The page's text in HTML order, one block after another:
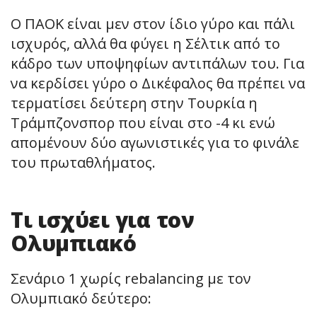
Ο ΠΑΟΚ είναι μεν στον ίδιο γύρο και πάλι
ισχυρός, αλλά θα φύγει η Σέλτικ από το
κάδρο των υποψηφίων αντιπάλων του. Για
να κερδίσει γύρο ο Δικέφαλος θα πρέπει να
τερματίσει δεύτερη στην Τουρκία η
Τράμπζονσπορ που είναι στο -4 κι ενώ
απομένουν δύο αγωνιστικές για το φινάλε
του πρωταθλήματος.
Τι ισχύει για τον
Ολυμπιακό
Σενάριο 1 χωρίς rebalancing με τον
Ολυμπιακό δεύτερο: